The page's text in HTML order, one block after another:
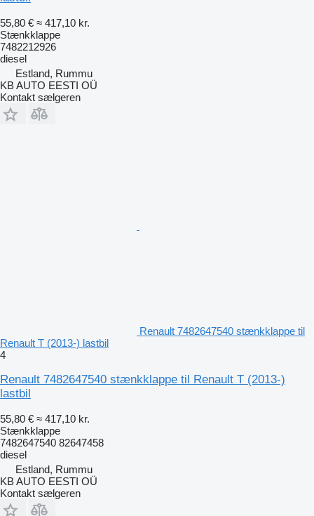
55,80 € ≈ 417,10 kr.
Stænkklappe
7482212926
diesel
Estland, Rummu
KB AUTO EESTI OÜ
Kontakt sælgeren
Renault 7482647540 stænkklappe til
Renault T (2013-) lastbil
4
Renault 7482647540 stænkklappe til Renault T (2013-)
lastbil
55,80 € ≈ 417,10 kr.
Stænkklappe
7482647540 82647458
diesel
Estland, Rummu
KB AUTO EESTI OÜ
Kontakt sælgeren